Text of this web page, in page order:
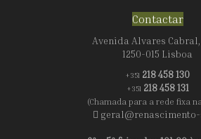
Contactar
Avenida Alvares Cabral,
1250-015 Lisboa
+351 218 458 130
+351 218 458 131
(Chamada para a rede fixa